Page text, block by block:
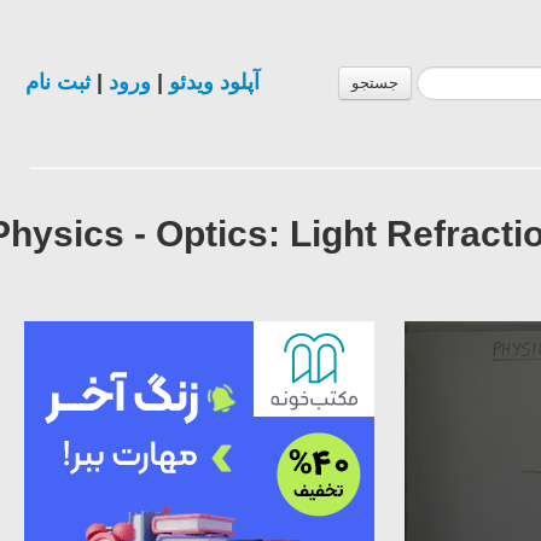
جستجو آپلود ویدئو| ورود| ثبت نام
Physics - Optics: Light